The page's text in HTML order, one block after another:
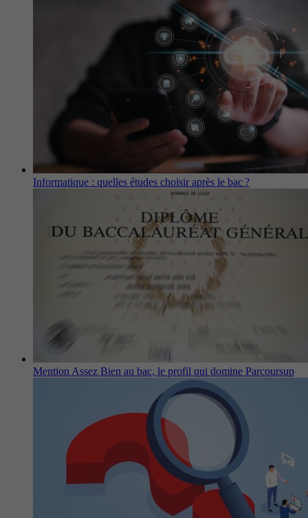
Informatique : quelles études choisir après le bac ?
Mention Assez Bien au bac, le profil qui domine Parcoursup